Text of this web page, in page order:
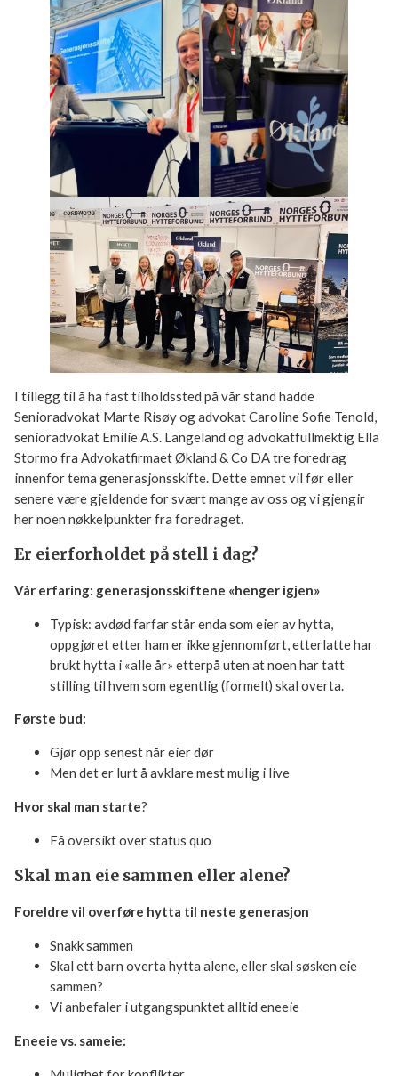
I tillegg til å ha fast tilholdssted på vår stand hadde
Senioradvokat Marte Risøy og advokat Caroline Sofie Tenold,
senioradvokat Emilie A.S. Langeland og advokatfullmektig Ella
Stormo fra Advokatfirmaet Økland & Co DA tre foredrag
innenfor tema generasjonsskifte. Dette emnet vil før eller
senere være gjeldende for svært mange av oss og vi gjengir
her noen nøkkelpunkter fra foredraget.
Er eierforholdet på stell i dag?
Vår erfaring: generasjonsskiftene «henger igjen»
Typisk: avdød farfar står enda som eier av hytta,
oppgjøret etter ham er ikke gjennomført, etterlatte har
brukt hytta i «alle år» etterpå uten at noen har tatt
stilling til hvem som egentlig (formelt) skal overta.
Første bud:
Gjør opp senest når eier dør
Men det er lurt å avklare mest mulig i live
Hvor skal man starte?
Få oversikt over status quo
Skal man eie sammen eller alene?
Foreldre vil overføre hytta til neste generasjon
Snakk sammen
Skal ett barn overta hytta alene, eller skal søsken eie
sammen?
Vi anbefaler i utgangspunktet alltid eneeie
Eneeie vs. sameie: